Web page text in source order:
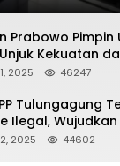
Prabowo
Kekuatan
Baru
2025 46247
Tulungagung
Ilegal,
2025 44602